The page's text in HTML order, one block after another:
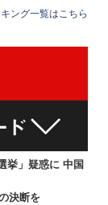
ング一覧はこちら
挙」疑惑に 中国
決断を